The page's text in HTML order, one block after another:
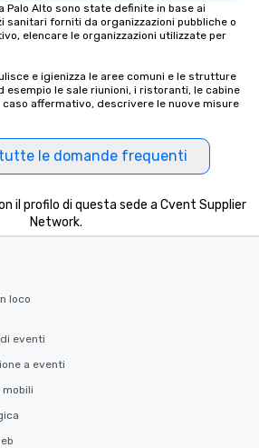
Palo Alto sono state definite in base ai
sanitari forniti da organizzazioni pubbliche o
elencare le organizzazioni utilizzate per
e igienizza le aree comuni e le strutture
esempio le sale riunioni, i ristoranti, le cabine
caso affermativo, descrivere le nuove misure
le domande frequenti
il profilo di questa sede a Cvent Supplier
Network.
loco
eventi
a eventi